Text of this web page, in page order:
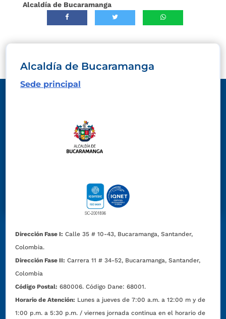
Alcaldía de Bucaramanga
Alcaldía de Bucaramanga
Sede principal
Dirección Fase I: Calle 35 # 10-43, Bucaramanga, Santander,
Colombia.
Dirección Fase II: Carrera 11 # 34-52, Bucaramanga, Santander,
Colombia
Código Postal: 680006. Código Dane: 68001.
Horario de Atención: Lunes a jueves de 7:00 a.m. a 12:00 m y de
1:00 p.m. a 5:30 p.m. / viernes jornada continua en el horario de